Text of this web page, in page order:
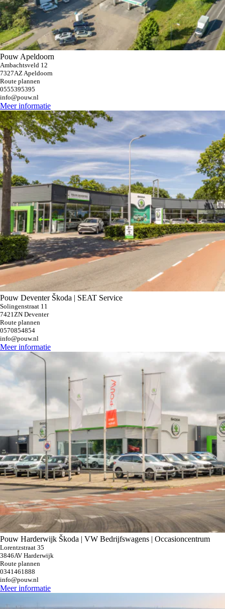
Pouw Apeldoorn
Ambachtsveld 12
7327AZ Apeldoorn
Route plannen
0555395395
info@pouw.nl
Meer informatie
Pouw Deventer Škoda | SEAT Service
Solingenstraat 11
7421ZN Deventer
Route plannen
0570854854
info@pouw.nl
Meer informatie
Pouw Harderwijk Škoda | VW Bedrijfswagens | Occasioncentrum
Lorentzstraat 35
3846AV Harderwijk
Route plannen
0341461888
info@pouw.nl
Meer informatie